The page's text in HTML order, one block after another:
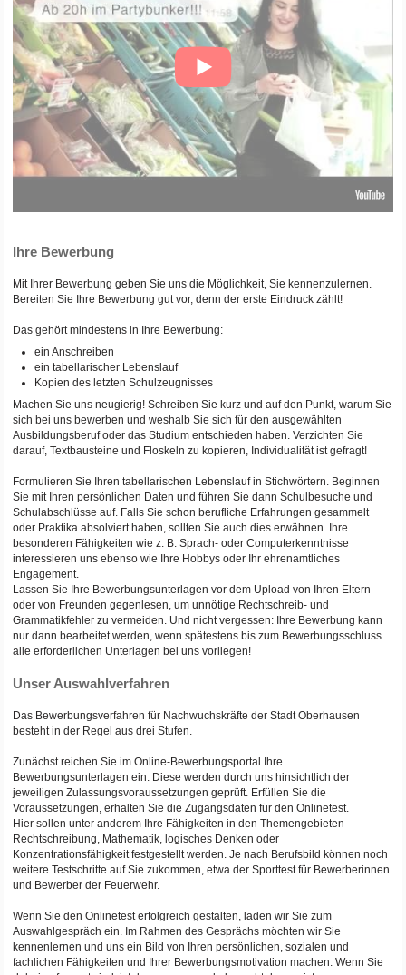
Ihre Bewerbung
Mit Ihrer Bewerbung geben Sie uns die Möglichkeit, Sie kennenzulernen.
Bereiten Sie Ihre Bewerbung gut vor, denn der erste Eindruck zählt!
Das gehört mindestens in Ihre Bewerbung:
ein Anschreiben
ein tabellarischer Lebenslauf
Kopien des letzten Schulzeugnisses
Machen Sie uns neugierig! Schreiben Sie kurz und auf den Punkt, warum Sie
sich bei uns bewerben und weshalb Sie sich für den ausgewählten
Ausbildungsberuf oder das Studium entschieden haben. Verzichten Sie
darauf, Textbausteine und Floskeln zu kopieren, Individualität ist gefragt!
Formulieren Sie Ihren tabellarischen Lebenslauf in Stichwörtern. Beginnen
Sie mit Ihren persönlichen Daten und führen Sie dann Schulbesuche und
Schulabschlüsse auf. Falls Sie schon berufliche Erfahrungen gesammelt
oder Praktika absolviert haben, sollten Sie auch dies erwähnen. Ihre
besonderen Fähigkeiten wie z. B. Sprach- oder Computerkenntnisse
interessieren uns ebenso wie Ihre Hobbys oder Ihr ehrenamtliches
Engagement.
Lassen Sie Ihre Bewerbungsunterlagen vor dem Upload von Ihren Eltern
oder von Freunden gegenlesen, um unnötige Rechtschreib- und
Grammatikfehler zu vermeiden. Und nicht vergessen: Ihre Bewerbung kann
nur dann bearbeitet werden, wenn spätestens bis zum Bewerbungsschluss
alle erforderlichen Unterlagen bei uns vorliegen!
Unser Auswahlverfahren
Das Bewerbungsverfahren für Nachwuchskräfte der Stadt Oberhausen
besteht in der Regel aus drei Stufen.
Zunächst reichen Sie im Online-Bewerbungsportal Ihre
Bewerbungsunterlagen ein. Diese werden durch uns hinsichtlich der
jeweiligen Zulassungsvoraussetzungen geprüft. Erfüllen Sie die
Voraussetzungen, erhalten Sie die Zugangsdaten für den Onlinetest.
Hier sollen unter anderem Ihre Fähigkeiten in den Themengebieten
Rechtschreibung, Mathematik, logisches Denken oder
Konzentrationsfähigkeit festgestellt werden. Je nach Berufsbild können noch
weitere Testschritte auf Sie zukommen, etwa der Sporttest für Bewerberinnen
und Bewerber der Feuerwehr.
Wenn Sie den Onlinetest erfolgreich gestalten, laden wir Sie zum
Auswahlgespräch ein. Im Rahmen des Gesprächs möchten wir Sie
kennenlernen und uns ein Bild von Ihren persönlichen, sozialen und
fachlichen Fähigkeiten und Ihrer Bewerbungsmotivation machen. Wenn Sie